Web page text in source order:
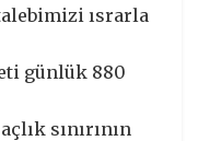
ısrarla
günlük 880
sınırının